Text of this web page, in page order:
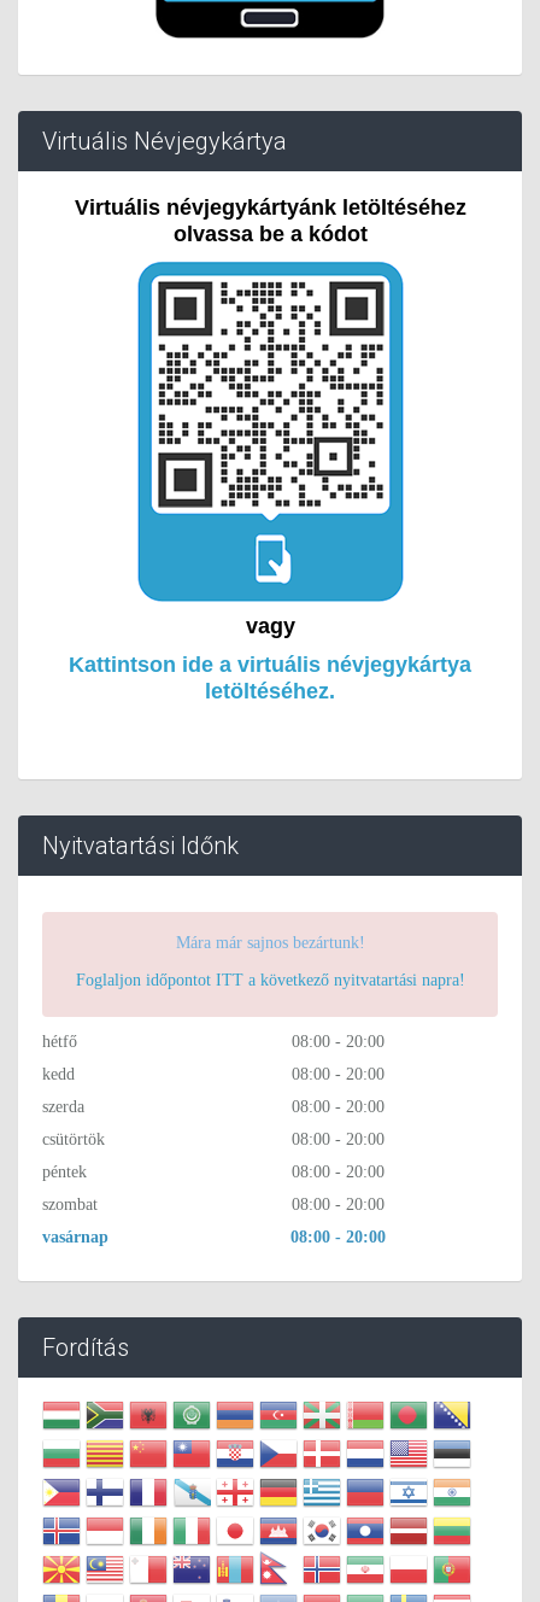
Virtuális Névjegykártya
Virtuális névjegykártyánk letöltéséhez
olvassa be a kódot
vagy
Kattintson ide a virtuális névjegykártya
letöltéséhez.
Nyitvatartási Időnk
Mára már sajnos bezártunk!
Foglaljon időpontot ITT a következő nyitvatartási napra!
hétfő
08:00 - 20:00
kedd
08:00 - 20:00
szerda
08:00 - 20:00
csütörtök
08:00 - 20:00
péntek
08:00 - 20:00
szombat
08:00 - 20:00
vasárnap
08:00 - 20:00
Fordítás